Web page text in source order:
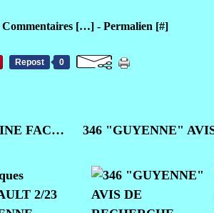
Commentaires […] - Permalien [#]
Repost 0
346 "GUYENNE" ANTOINE FACCENDINI - ANDRE BROCH